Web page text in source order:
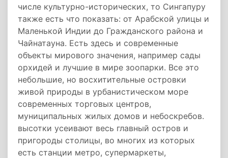
числе культурно-исторических, то Сингапуру
также есть что показать: от Арабской улицы и
Маленькой Индии до Гражданского района и
Чайнатауна. Есть здесь и современные
объекты мирового значения, например сады
орхидей и лучшие в мире зоопарки. Все это
небольшие, но восхитительные островки
живой природы в урбанистическом море
современных торговых центров,
муниципальных жилых домов и небоскребов.
высотки усеивают весь главный остров и
пригороды столицы, во многих из которых
есть станции метро, супермаркеты,